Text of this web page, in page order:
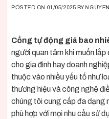
POSTED ON 01/05/2025 BY
Cổng tự động giá bao
người quan tâm khi muốn
cho gia đình hay doanh
thuộc vào nhiều yếu tố như
thương hiệu và công nghệ
chúng tôi cung cấp đa dạng
phù hợp với mọi nhu cầu sử